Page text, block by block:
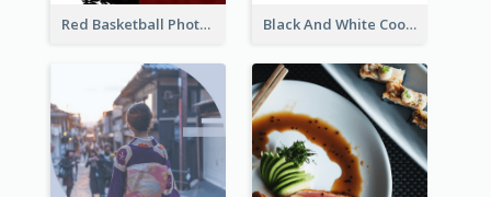
Red Basketball Photo Basketball Playoffs Instagram Story Black And White Cooking Recipes Instagram Story